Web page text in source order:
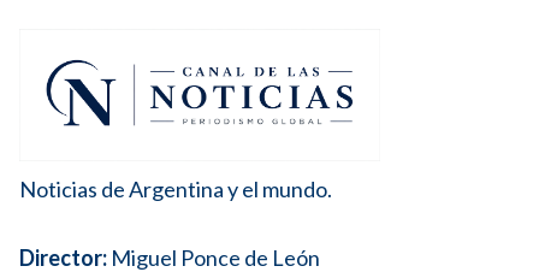
Noticias de Argentina y el mundo.
Director: Miguel Ponce de León